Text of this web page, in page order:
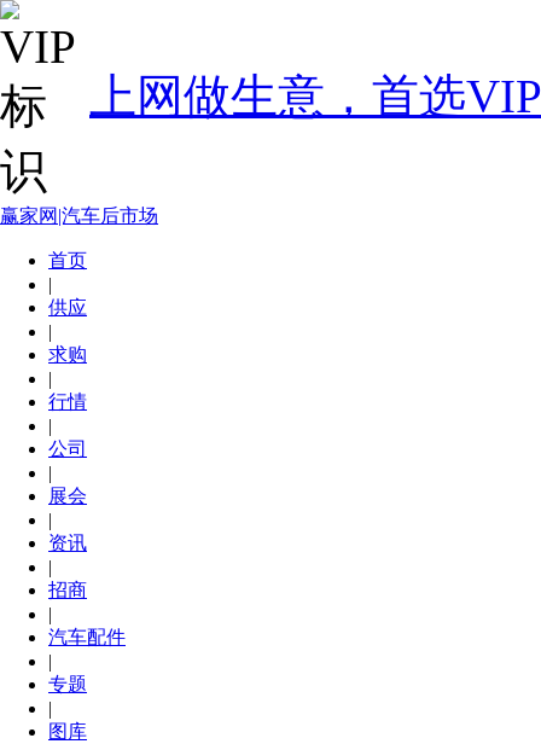
上网做生意，首选
赢家网|汽车后市场
首页
|
供应
|
求购
|
行情
|
公司
|
展会
|
资讯
|
招商
|
汽车配件
|
专题
|
图库